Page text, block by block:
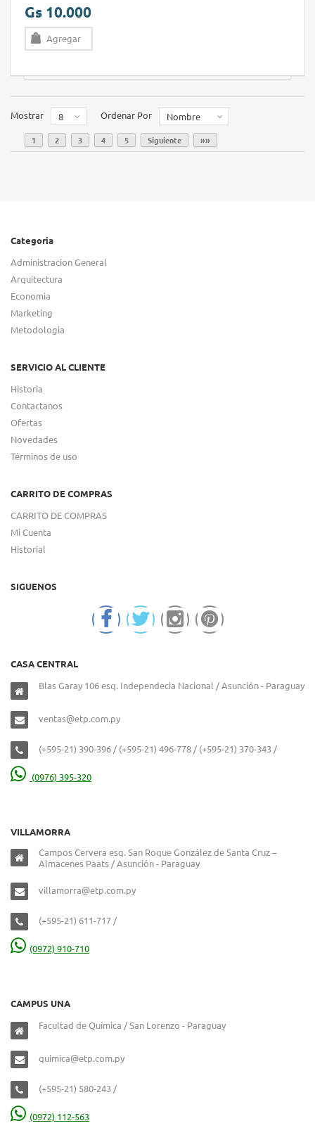
Gs 10.000
Agregar
Mostrar 8 Ordenar Por Nombre
1 2 3 4 5 Siguiente »»
Categoria
Administracion General
Arquitectura
Economia
Marketing
Metodologia
SERVICIO AL CLIENTE
Historia
Contactanos
Ofertas
Novedades
Términos de uso
CARRITO DE COMPRAS
CARRITO DE COMPRAS
Mi Cuenta
Historial
SIGUENOS
CASA CENTRAL
Blas Garay 106 esq. Independecia Nacional / Asunción - Paraguay
ventas@etp.com.py
(+595-21) 390-396 / (+595-21) 496-778 / (+595-21) 370-343 /
(0976) 395-320
VILLAMORRA
Campos Cervera esq. San Roque González de Santa Cruz –
Almacenes Paats / Asunción - Paraguay
villamorra@etp.com.py
(+595-21) 611-717 /
(0972) 910-710
CAMPUS UNA
Facultad de Química / San Lorenzo - Paraguay
quimica@etp.com.py
(+595-21) 580-243 /
(0972) 112-563